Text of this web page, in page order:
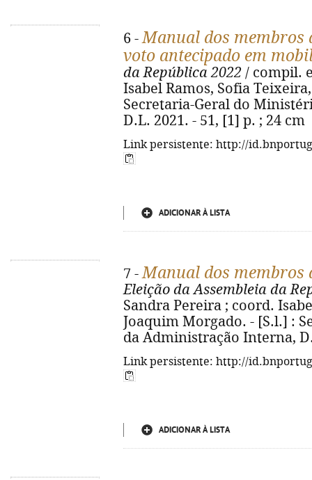
6 -Manual dos membros
voto antecipado em
da República 2022 / compil.
Isabel Ramos, Sofia
Secretaria-Geral do
D.L. 2021. - 51, [1] p. ; 24 cm
Link persistente: http://
ADICIONAR À LISTA
7 -Manual dos membros
Eleição da Assembleia da
Sandra Pereira ; coord.
Joaquim Morgado. - [S.l.] :
da Administração Interna,
Link persistente: http://
ADICIONAR À LISTA